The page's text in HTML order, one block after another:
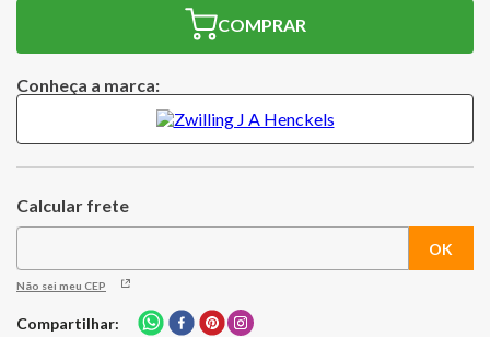
COMPRAR
Conheça a marca:
Não sei meu CEP
Compartilhar